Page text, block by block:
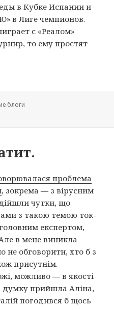
в Кубке Испании и
в Лиге чемпионов.
с «Реалом»
то ему простят
блоги
проблема
, зокрема — з вірусним
чутки, що
з такою темою ток-
експертом,
в мене виникла
не обговорити, хто б з
присутнім.
можливо — в якості
думку прийшла Аліна,
погодився б щось